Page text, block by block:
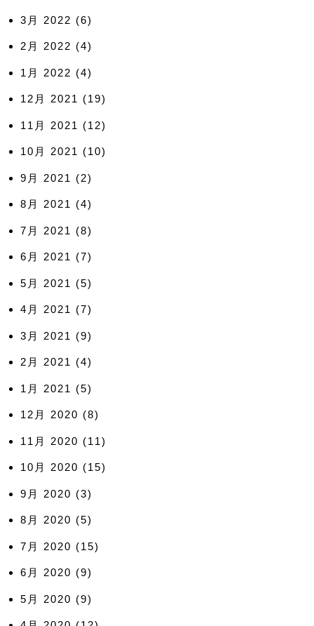
3月 2022 (6)
2月 2022 (4)
1月 2022 (4)
12月 2021 (19)
11月 2021 (12)
10月 2021 (10)
9月 2021 (2)
8月 2021 (4)
7月 2021 (8)
6月 2021 (7)
5月 2021 (5)
4月 2021 (7)
3月 2021 (9)
2月 2021 (4)
1月 2021 (5)
12月 2020 (8)
11月 2020 (11)
10月 2020 (15)
9月 2020 (3)
8月 2020 (5)
7月 2020 (15)
6月 2020 (9)
5月 2020 (9)